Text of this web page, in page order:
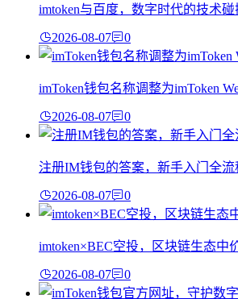
imtoken与百度，数字时代的技术
2026-08-07 0
imToken钱包名称调整为imToken
2026-08-07 0
注册IM钱包的答案，新手入门全流
2026-08-07 0
imtoken×BEC空投，区块链生态中
2026-08-07 0